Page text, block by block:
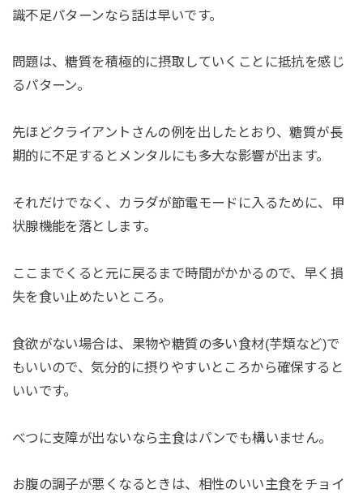
識不足パターンなら話は早いです。
問題は、糖質を積極的に摂取していくことに抵抗を感じ
るパターン。
先ほどクライアントさんの例を出したとおり、糖質が長
期的に不足するとメンタルにも多大な影響が出ます。
それだけでなく、カラダが節電モードに入るために、甲
状腺機能を落とします。
ここまでくると元に戻るまで時間がかかるので、早く損
失を食い止めたいところ。
食欲がない場合は、果物や糖質の多い食材(芋類など)で
もいいので、気分的に摂りやすいところから確保すると
いいです。
べつに支障が出ないなら主食はパンでも構いません。
お腹の調子が悪くなるときは、相性のいい主食をチョイ